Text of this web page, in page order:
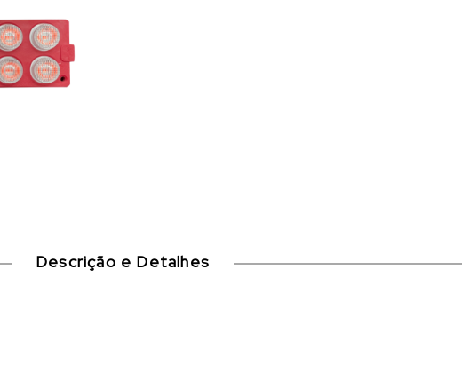
Descrição e Detalhes